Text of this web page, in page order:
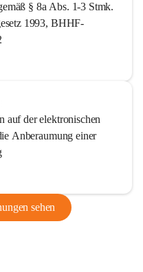
§ 8a Abs. 1-3 Stmk.
1993, BHHF-
auf der elektronischen
Anberaumung einer
sehen